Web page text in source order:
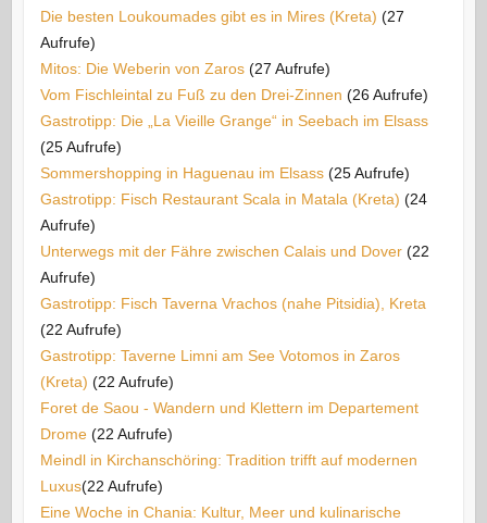
Die besten Loukoumades gibt es in Mires (Kreta) (27
Aufrufe)
Mitos: Die Weberin von Zaros (27 Aufrufe)
Vom Fischleintal zu Fuß zu den Drei-Zinnen (26 Aufrufe)
Gastrotipp: Die „La Vieille Grange“ in Seebach im Elsass
(25 Aufrufe)
Sommershopping in Haguenau im Elsass (25 Aufrufe)
Gastrotipp: Fisch Restaurant Scala in Matala (Kreta) (24
Aufrufe)
Unterwegs mit der Fähre zwischen Calais und Dover (22
Aufrufe)
Gastrotipp: Fisch Taverna Vrachos (nahe Pitsidia), Kreta
(22 Aufrufe)
Gastrotipp: Taverne Limni am See Votomos in Zaros
(Kreta) (22 Aufrufe)
Foret de Saou - Wandern und Klettern im Departement
Drome (22 Aufrufe)
Meindl in Kirchanschöring: Tradition trifft auf modernen
Luxus​(22 Aufrufe)
Eine Woche in Chania: Kultur, Meer und kulinarische